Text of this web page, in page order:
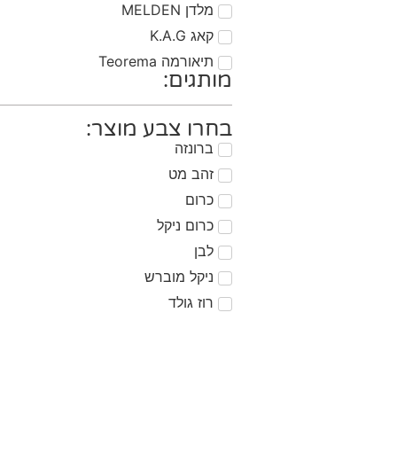
מלדן MELDEN
קאג K.A.G
תיאורמה Teorema
מותגים:
בחרו צבע מוצר:
ברונזה
זהב מט
כרום
כרום ניקל
לבן
ניקל מוברש
רוז גולד